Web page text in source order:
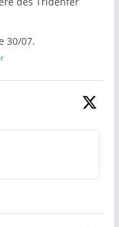
30/07.